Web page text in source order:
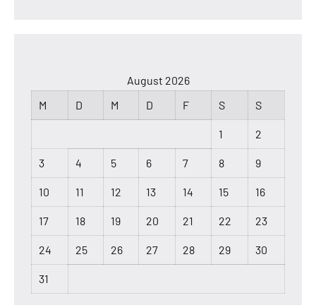
August 2026
M
D M D F S S
1 2
3 4 5 6 7 8 9
10 11 12 13 14 15 16
17 18 19 20 21 22 23
24 25 26 27 28 29 30
31